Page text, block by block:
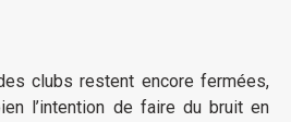
clubs restent encore fermées,
l’intention de faire du bruit en